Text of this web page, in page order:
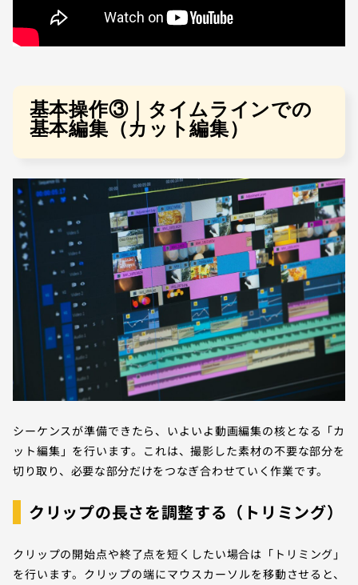
基本操作③｜タイムラインでの
基本編集（カット編集）
シーケンスが準備できたら、いよいよ動画編集の核となる「カ
ット編集」を行います。これは、撮影した素材の不要な部分を
切り取り、必要な部分だけをつなぎ合わせていく作業です。
クリップの長さを調整する（トリミング）
クリップの開始点や終了点を短くしたい場合は「トリミング」
を行います。クリップの端にマウスカーソルを移動させると、